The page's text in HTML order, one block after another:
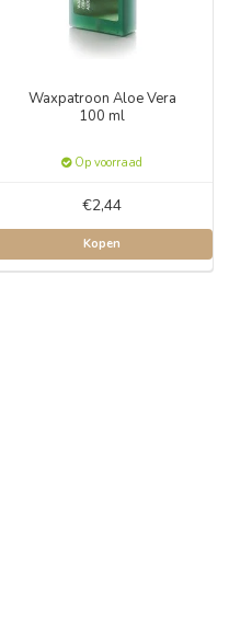
Waxpatroon Aloe Vera
100 ml
Op voorraad
€2,44
Kopen